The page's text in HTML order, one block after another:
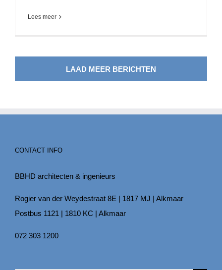
Lees meer
LAAD MEER BERICHTEN
CONTACT INFO
BBHD architecten & ingenieurs
Rogier van der Weydestraat 8E | 1817 MJ | Alkmaar
Postbus 1121 | 1810 KC | Alkmaar
072 303 1200